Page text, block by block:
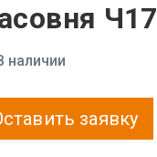
Ч17
наличии
заявку